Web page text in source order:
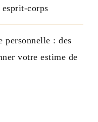
corps
personnelle : des
votre estime de